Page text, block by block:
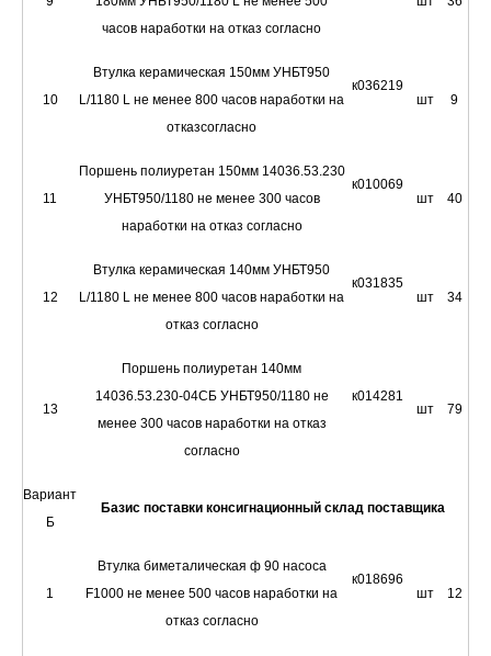
часов наработки на отказ согласно
10
Втулка керамическая 150мм УНБТ950
L/1180 L не менее 800 часов наработки на
отказсогласно
к036219
шт
9
11
Поршень полиуретан 150мм 14036.53.230
УНБТ950/1180 не менее 300 часов
наработки на отказ согласно
к010069
шт
40
12
Втулка керамическая 140мм УНБТ950
L/1180 L не менее 800 часов наработки на
отказ согласно
к031835
шт
34
13
Поршень полиуретан 140мм
14036.53.230-04СБ УНБТ950/1180 не
менее 300 часов наработки на отказ
согласно
к014281
шт
79
Вариант
Б
Базис поставки консигнационный склад поставщика
1
Втулка биметалическая ф 90 насоса
F1000 не менее 500 часов наработки на
отказ согласно
к018696
шт
12